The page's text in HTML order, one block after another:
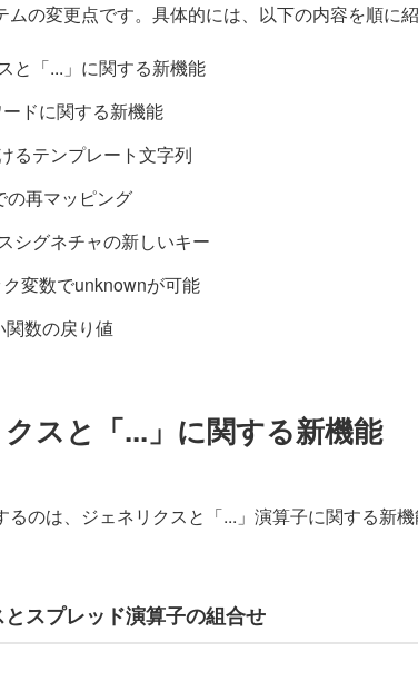
ムの変更点です。具体的には、以下の内容を順に紹
と「...」に関する新機能
ドに関する新機能
るテンプレート文字列
の再マッピング
シグネチャの新しいキー
変数でunknownが可能
関数の戻り値
スと「...」に関する新機能
のは、ジェネリクスと「...」演算子に関する新機
スプレッド演算子の組合せ